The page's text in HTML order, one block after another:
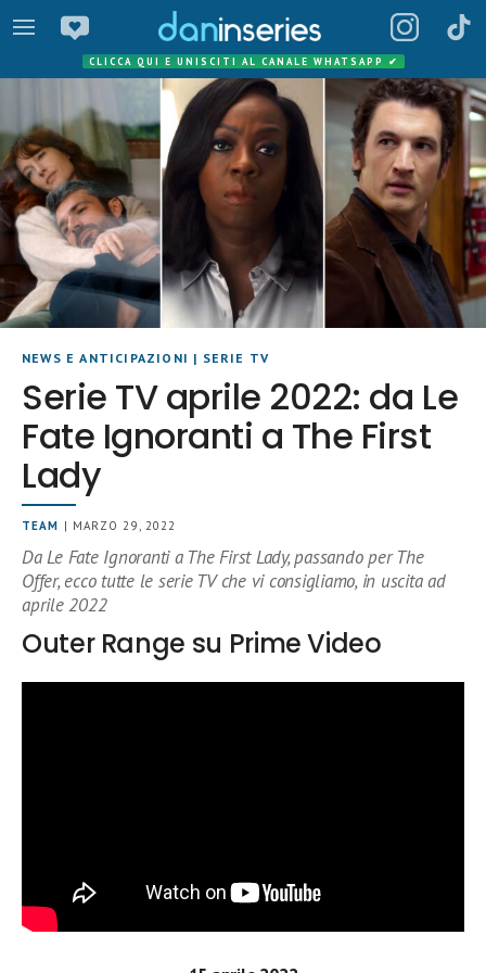
CLICCA QUI E UNISCITI AL CANALE WHATSAPP ✔
NEWS E ANTICIPAZIONI | SERIE TV
Serie TV aprile 2022: da Le
Fate Ignoranti a The First
Lady
TEAM | MARZO 29, 2022
Da Le Fate Ignoranti a The First Lady, passando per The
Offer, ecco tutte le serie TV che vi consigliamo, in uscita ad
aprile 2022
Outer Range su Prime Video